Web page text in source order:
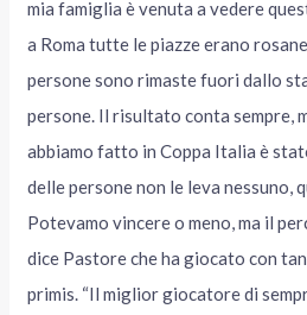
mia famiglia è venuta a vedere
a Roma tutte le piazze erano
persone sono rimaste fuori dallo
persone. Il risultato conta sempre,
abbiamo fatto in Coppa Italia è
delle persone non le leva nessuno,
Potevamo vincere o meno, ma il
dice Pastore che ha giocato con
primis. “Il miglior giocatore di